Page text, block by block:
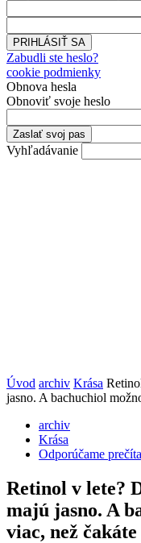
Zabudli ste heslo?
cookie podmienky
Obnova hesla
Obnoviť svoje heslo
Vyhľadávanie
Úvod archiv Krása
jasno. A bachuchiol
archiv
Krása
Odporúčame
Retinol v lete?
majú jasno. A
viac, než čakáte